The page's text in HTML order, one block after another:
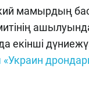
мамырдың
екінші
«Украин